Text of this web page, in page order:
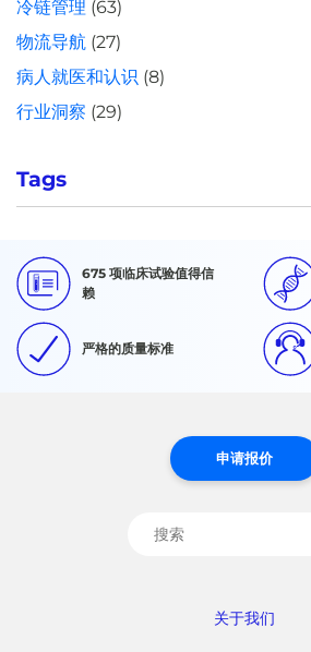
冷链管理 (63)
物流导航 (27)
病人就医和认识 (8)
行业洞察 (29)
Tags
675 项临床试验值得信
赖
严格的质量标准
关于我们
申请报价
搜